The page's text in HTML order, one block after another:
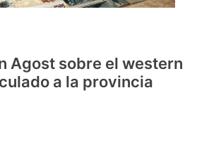
Agost sobre el western
a la provincia